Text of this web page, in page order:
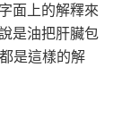
面上的解釋來
是油把肝臟包
是這樣的解